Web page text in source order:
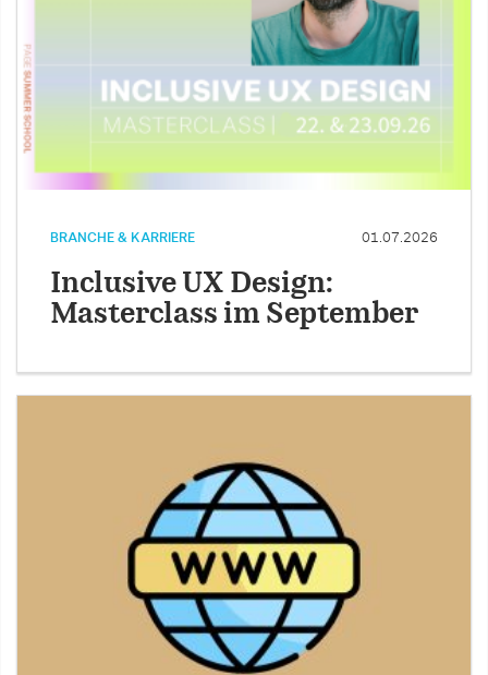
BRANCHE & KARRIERE 01.07.2026
Inclusive UX Design:
Masterclass im September